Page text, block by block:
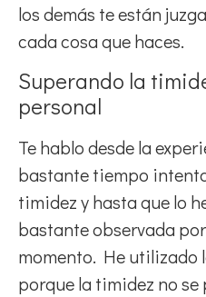
los demás te están
cada cosa que haces.
Superando la
personal
Te hablo desde la
bastante tiempo
timidez y hasta que lo
bastante observada
momento. He utilizado
porque la timidez no